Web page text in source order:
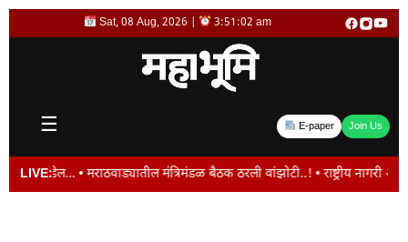
Skip
Sat, 08 Aug, 2026 | 3:51:02 am
☰ E-paper Join Us
LIVE: मंत्रिमंडळ बैठक ठरली वांझोटी..! • राष्ट्रीय नागरी आरोग्य